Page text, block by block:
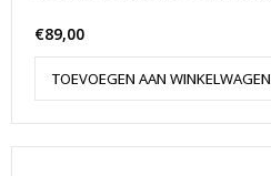
€89,00
TOEVOEGEN AAN WINKELWAGEN